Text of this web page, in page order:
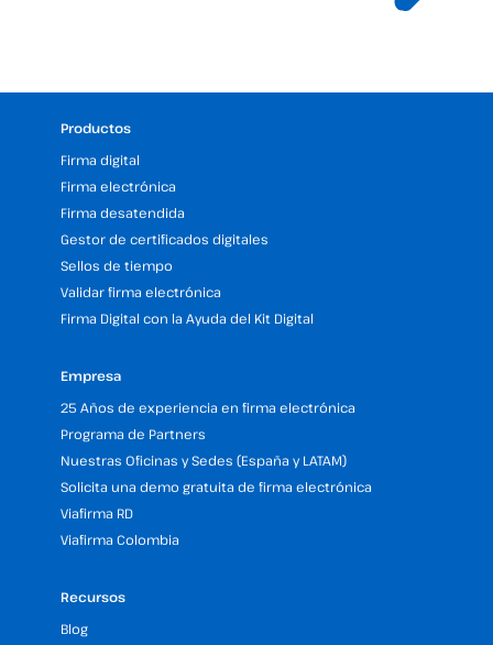
Productos
Firma digital
Firma electrónica
Firma desatendida
Gestor de certificados digitales
Sellos de tiempo
Validar firma electrónica
Firma Digital con la Ayuda del Kit Digital
Empresa
25 Años de experiencia en firma electrónica
Programa de Partners
Nuestras Oficinas y Sedes (España y LATAM)
Solicita una demo gratuita de firma electrónica
Viafirma RD
Viafirma Colombia
Recursos
Blog